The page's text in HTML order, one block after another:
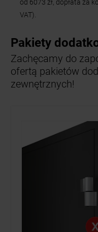
od 6073 zł, dopłata za
VAT).
Pakiety
Zachęcamy do
ofertą pakietów
zewnętrznych!